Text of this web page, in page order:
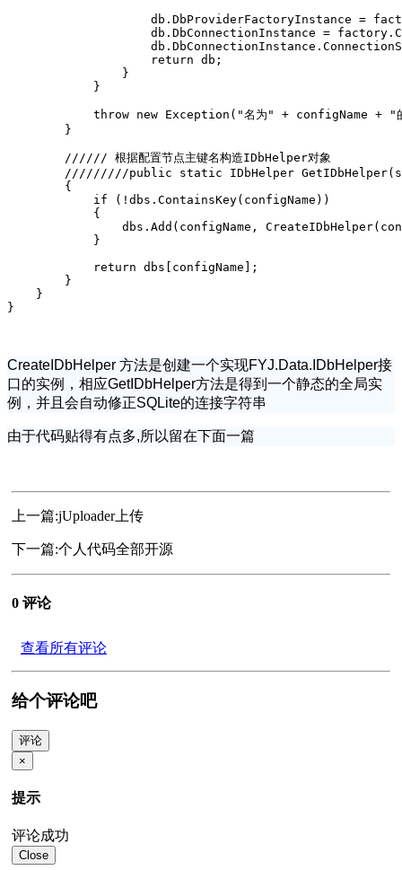
db.DbProviderFactoryInstance =
db.DbConnectionInstance =
                    return db;
                }
            }
throw new Exception("名为" + configName + "的
        }
        ////// 根据配置节点主键名构造IDbHelper对象
/////////public static IDbHelper
        {
            if (!dbs.ContainsKey(configName))
            {
dbs.Add(configName,
            }
            return dbs[configName];
        }
    }
}
CreateIDbHelper 方法是创建一个实现FYJ.Data.IDbHelper接
口的实例，相应GetIDbHelper方法是得到一个静态的全局实
例，并且会自动修正SQLite的连接字符串
由于代码贴得有点多,所以留在下面一篇
上一篇:jUploader上传
下一篇:个人代码全部开源
0 评论
查看所有评论
给个评论吧
评论
×
提示
评论成功
Close